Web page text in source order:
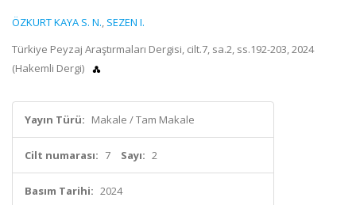
ÖZKURT KAYA S. N., SEZEN I.
Türkiye Peyzaj Araştırmaları Dergisi, cilt.7, sa.2, ss.192-203, 2024
(Hakemli Dergi)
Yayın Türü: Makale / Tam Makale
Cilt numarası: 7 Sayı: 2
Basım Tarihi: 2024